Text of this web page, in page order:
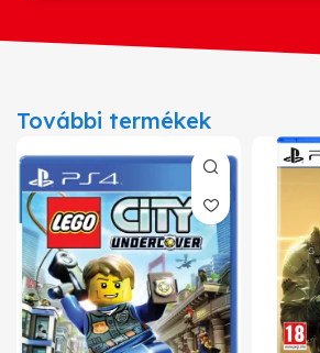
További termékek